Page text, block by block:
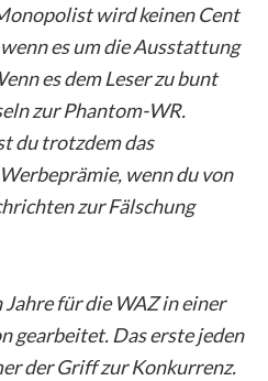
wird keinen Cent
es um die Ausstattung
es dem Leser zu bunt
zur Phantom-WR.
du trotzdem das
wenn du von
zur Fälschung
Jahre für die WAZ in einer
gearbeitet. Das erste jeden
der Griff zur Konkurrenz.